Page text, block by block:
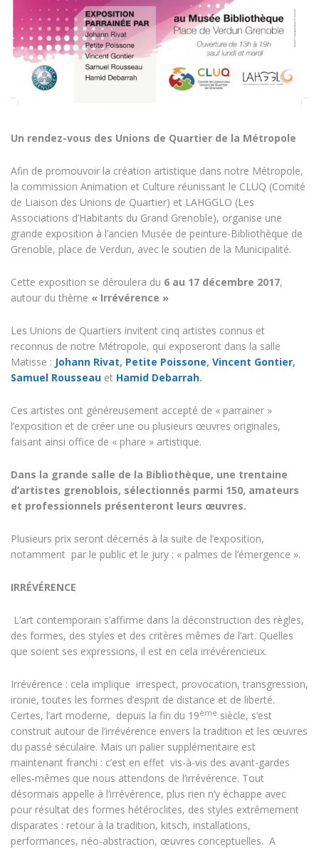
Un rendez-vous des Unions de Quartier de la Métropole
Afin de promouvoir la création artistique dans notre Métropole,
la commission Animation et Culture réunissant le CLUQ (Comité
de Liaison des Unions de Quartier) et LAHGGLO (Les
Associations d’Habitants du Grand Grenoble), organise une
grande exposition à l’ancien Musée de peinture-Bibliothèque de
Grenoble, place de Verdun, avec le soutien de la Municipalité.
Cette exposition se déroulera du 6 au 17 décembre 2017,
autour du thème « Irrévérence »
Les Unions de Quartiers invitent cinq artistes connus et
reconnus de notre Métropole, qui exposeront dans la salle
Matisse : Johann Rivat, Petite Poissone, Vincent Gontier,
Samuel Rousseau et Hamid Debarrah.
Ces artistes ont généreusement accepté de « parrainer »
l’exposition et de créer une ou plusieurs œuvres originales,
faisant ainsi office de « phare » artistique.
Dans la grande salle de la Bibliothèque, une trentaine
d’artistes grenoblois, sélectionnés parmi 150, amateurs
et professionnels présenteront leurs œuvres.
Plusieurs prix seront décernés à la suite de l’exposition,
notamment par le public et le jury : « palmes de l’émergence ».
IRRÉVÉRENCE
L’art contemporain s’affirme dans la déconstruction des règles,
des formes, des styles et des critères mêmes de l’art. Quelles
que soient ses expressions, il est en cela irrévérencieux.
Irrévérence : cela implique irrespect, provocation, transgression,
ironie, toutes les formes d’esprit de distance et de liberté.
Certes, l’art moderne, depuis la fin du 19ème siècle, s’est
construit autour de l’irrévérence envers la tradition et les œuvres
du passé séculaire. Mais un palier supplémentaire est
maintenant franchi : c’est en effet vis-à-vis des avant-gardes
elles-mêmes que nous attendons de l’irrévérence. Tout
désormais appelle à l’irrévérence, plus rien n’y échappe avec
pour résultat des formes hétéroclites, des styles extrêmement
disparates : retour à la tradition, kitsch, installations,
performances, néo-abstraction, œuvres conceptuelles. A